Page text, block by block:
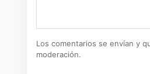
Los comentarios se envían y
moderación.